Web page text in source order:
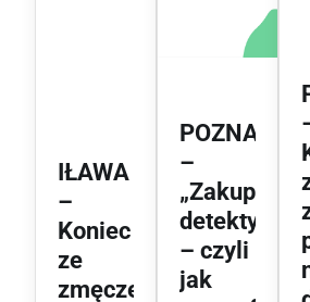
IŁAWA
–
Koniec
ze
zmęczeniem,
POZNAŃ
–
„Zakupowy
detektyw”
– czyli
jak